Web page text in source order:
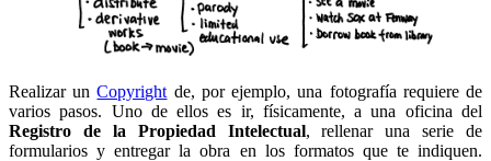
Realizar unCopyright de, por ejemplo, una fotografía requiere de
varios pasos. Uno de ellos es ir, físicamente, a una oficina del
Registro de la Propiedad Intelectual, rellenar una serie de
formularios y entregar la obra en los formatos que te indiquen.